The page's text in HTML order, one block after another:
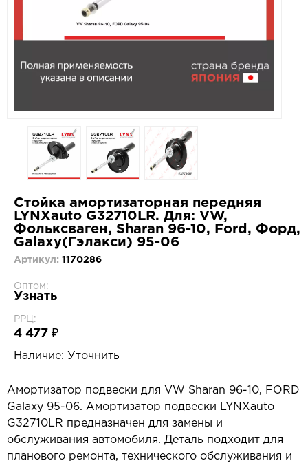
Стойка амортизаторная передняя
LYNXauto G32710LR. Для: VW,
Фольксваген, Sharan 96-10, Ford, Форд,
Galaxy(Гэлакси) 95-06
Артикул: 1170286
Оптом:
Узнать
РРЦ:
4 477 ₽
Наличие: Уточнить
Амортизатор подвески для VW Sharan 96-10, FORD
Galaxy 95-06. Амортизатор подвески LYNXauto
G32710LR предназначен для замены и
обслуживания автомобиля. Деталь подходит для
планового ремонта, технического обслуживания и